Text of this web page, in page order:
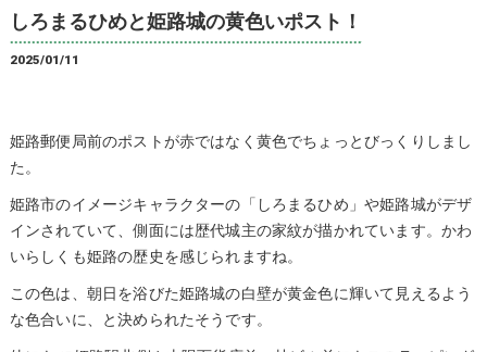
しろまるひめと姫路城の黄色いポスト！
2025/01/11
姫路郵便局前のポストが赤ではなく黄色でちょっとびっくりしまし
た。
姫路市のイメージキャラクターの「しろまるひめ」や姫路城がデザ
インされていて、側面には歴代城主の家紋が描かれています。かわ
いらしくも姫路の歴史を感じられますね。
この色は、朝日を浴びた姫路城の白壁が黄金色に輝いて見えるよう
な色合いに、と決められたそうです。